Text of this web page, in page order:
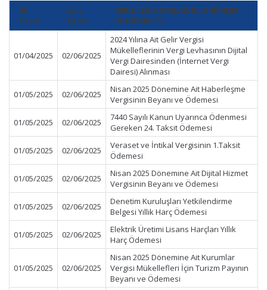
İlk
Tarih
Son
Tarih
VERGİLER/HARÇLAR/BİLDİRİMLER
VE DİĞERLERİ
01/04/2025 02/06/2025
2024 Yılına Ait Gelir Vergisi
Mükelleflerinin Vergi Levhasının Dijital
Vergi Dairesinden (İnternet Vergi
Dairesi) Alınması
01/05/2025 02/06/2025
Nisan 2025 Dönemine Ait Haberleşme
Vergisinin Beyanı ve Ödemesi
01/05/2025 02/06/2025
7440 Sayılı Kanun Uyarınca Ödenmesi
Gereken 24. Taksit Ödemesi
01/05/2025 02/06/2025
Veraset ve İntikal Vergisinin 1.Taksit
Ödemesi
01/05/2025 02/06/2025
Nisan 2025 Dönemine Ait Dijital Hizmet
Vergisinin Beyanı ve Ödemesi
01/05/2025 02/06/2025
Denetim Kuruluşları Yetkilendirme
Belgesi Yıllık Harç Ödemesi
01/05/2025 02/06/2025
Elektrik Üretimi Lisans Harçları Yıllık
Harç Ödemesi
01/05/2025 02/06/2025
Nisan 2025 Dönemine Ait Kurumlar
Vergisi Mükellefleri İçin Turizm Payının
Beyanı ve Ödemesi